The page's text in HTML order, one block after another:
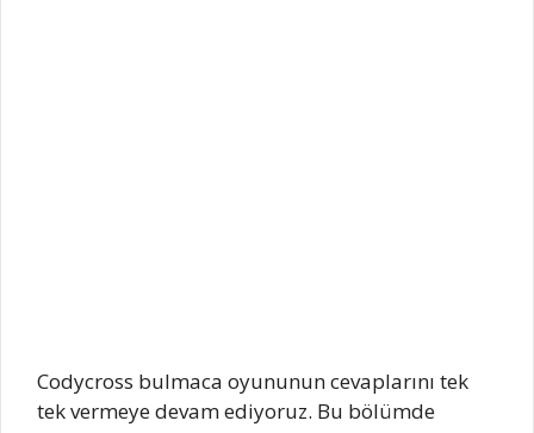
Codycross bulmaca oyununun cevaplarını tek
tek vermeye devam ediyoruz. Bu bölümde